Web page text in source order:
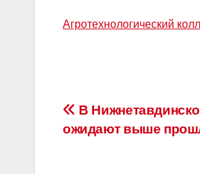
Агротехнологический
Навигация
по
В
ожидают выше